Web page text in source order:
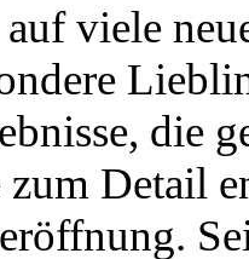
viele
die
Detail